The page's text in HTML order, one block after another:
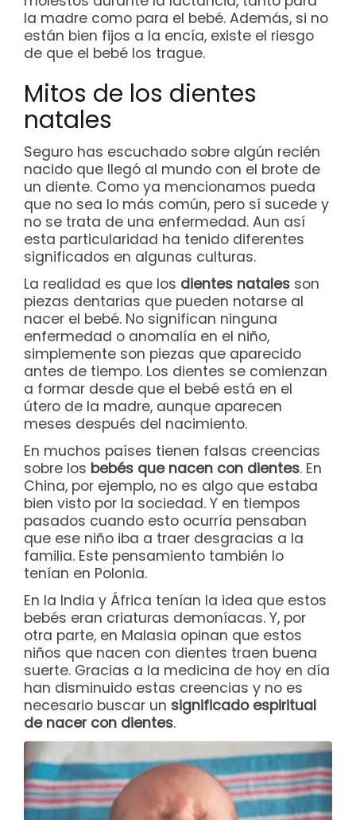
la madre como para el bebé. Además, si no
están bien fijos a la encía, existe el riesgo
de que el bebé los trague.
Mitos de los dientes
natales
Seguro has escuchado sobre algún recién
nacido que llegó al mundo con el brote de
un diente. Como ya mencionamos pueda
que no sea lo más común, pero sí sucede y
no se trata de una enfermedad. Aun así
esta particularidad ha tenido diferentes
significados en algunas culturas.
La realidad es que los dientes natales son
piezas dentarias que pueden notarse al
nacer el bebé. No significan ninguna
enfermedad o anomalía en el niño,
simplemente son piezas que aparecido
antes de tiempo. Los dientes se comienzan
a formar desde que el bebé está en el
útero de la madre, aunque aparecen
meses después del nacimiento.
En muchos países tienen falsas creencias
sobre los bebés que nacen con dientes. En
China, por ejemplo, no es algo que estaba
bien visto por la sociedad. Y en tiempos
pasados cuando esto ocurría pensaban
que ese niño iba a traer desgracias a la
familia. Este pensamiento también lo
tenían en Polonia.
En la India y África tenían la idea que estos
bebés eran criaturas demoníacas. Y, por
otra parte, en Malasia opinan que estos
niños que nacen con dientes traen buena
suerte. Gracias a la medicina de hoy en día
han disminuido estas creencias y no es
necesario buscar un significado espiritual
de nacer con dientes.